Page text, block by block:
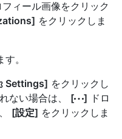
ィール画像をクリック
をクリックしま
。
Settings] をクリックし
ない場合は、 [ ] ドロ
[設定] をクリックしま